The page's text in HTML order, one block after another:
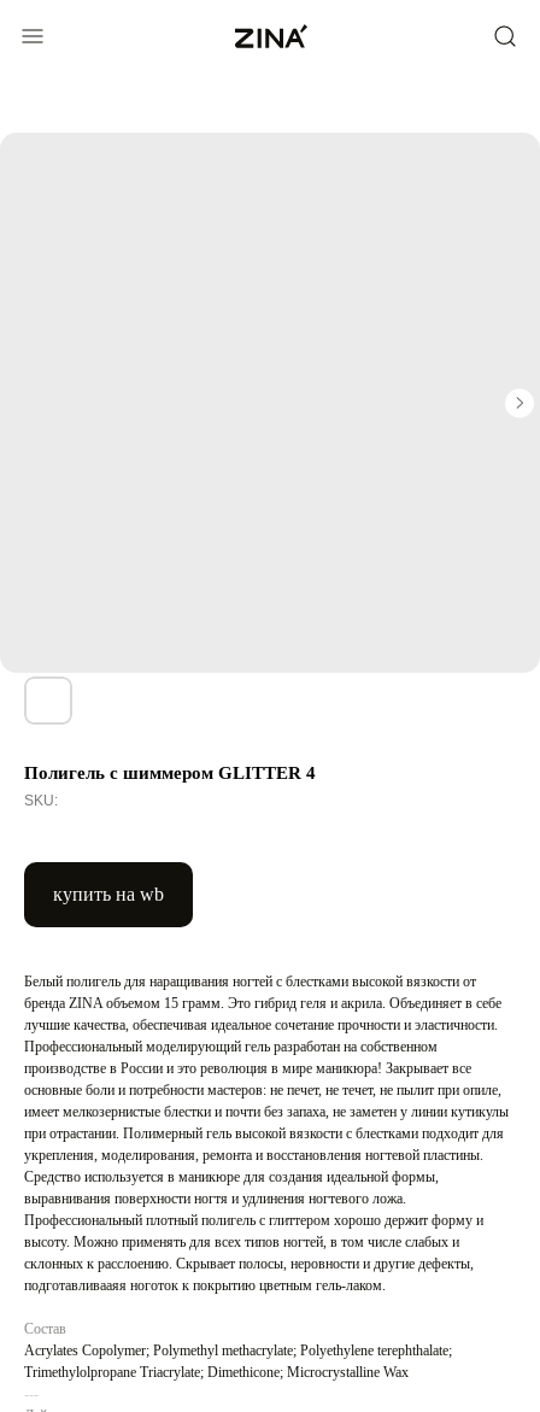
Полигель с шиммером GLITTER 4
SKU:
купить на wb
Белый полигель для наращивания ногтей с блестками высокой вязкости от
бренда ZINA объемом 15 грамм. Это гибрид геля и акрила. Объединяет в себе
лучшие качества, обеспечивая идеальное сочетание прочности и эластичности.
Профессиональный моделирующий гель разработан на собственном
производстве в России и это революция в мире маникюра! Закрывает все
основные боли и потребности мастеров: не печет, не течет, не пылит при опиле,
имеет мелкозернистые блестки и почти без запаха, не заметен у линии кутикулы
при отрастании. Полимерный гель высокой вязкости с блестками подходит для
укрепления, моделирования, ремонта и восстановления ногтевой пластины.
Средство используется в маникюре для создания идеальной формы,
выравнивания поверхности ногтя и удлинения ногтевого ложа.
Профессиональный плотный полигель с глиттером хорошо держит форму и
высоту. Можно применять для всех типов ногтей, в том числе слабых и
склонных к расслоению. Скрывает полосы, неровности и другие дефекты,
подготавливааяя ноготок к покрытию цветным гель-лаком.
Состав
Acrylates Copolymer; Polymethyl methacrylate; Polyethylene terephthalate;
Trimethylolpropane Triacrylate; Dimethicone; Microcrystalline Wax
---